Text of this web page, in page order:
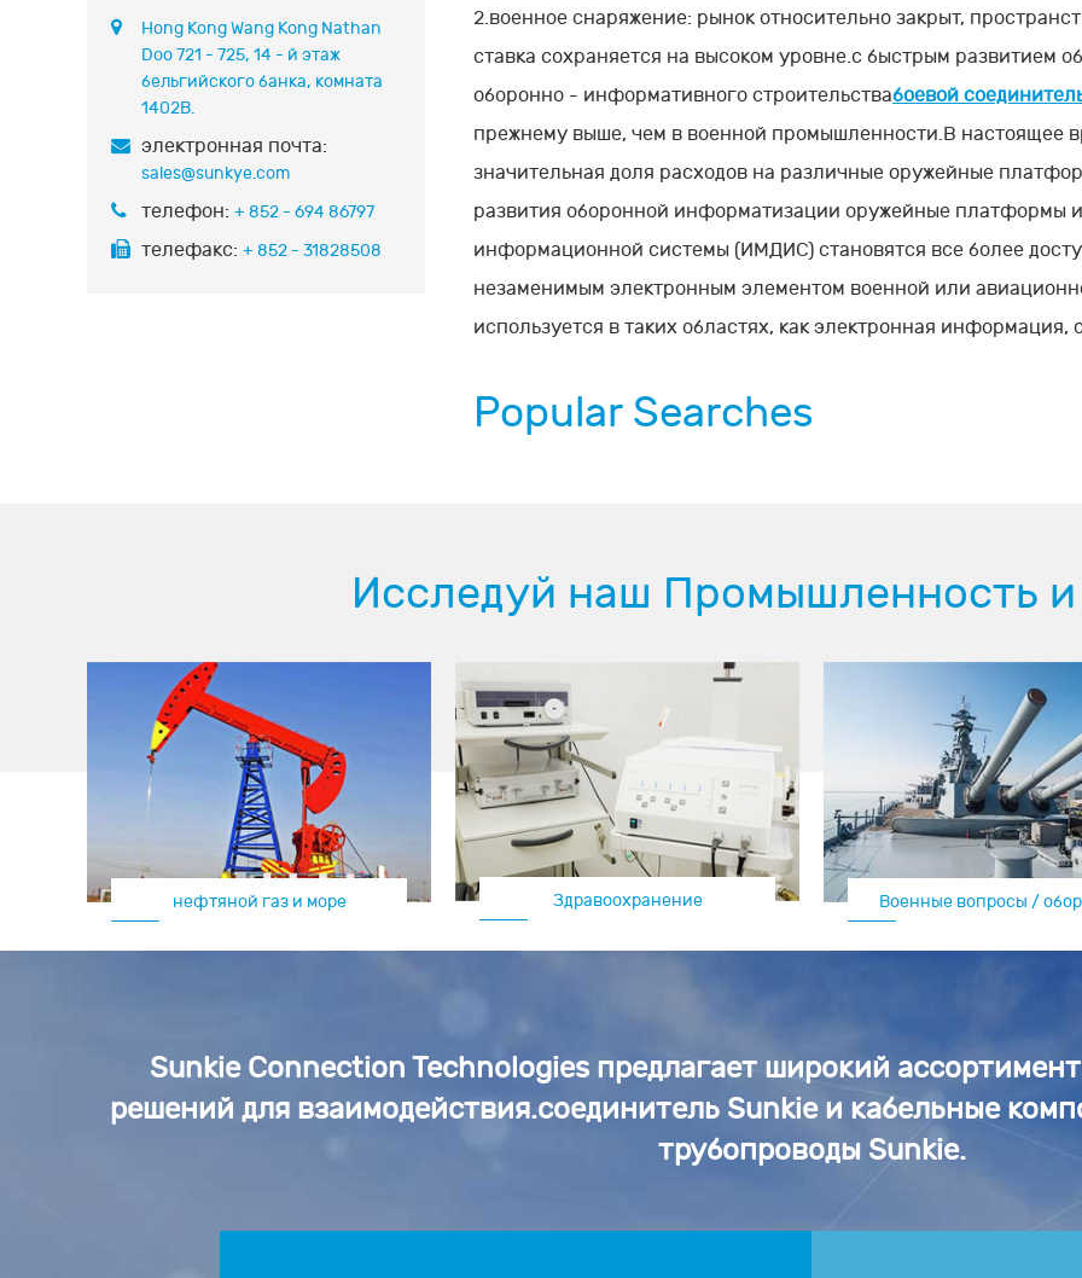
Hong Kong Wang Kong Nathan
Doo 721 - 725, 14 - й этаж
бельгийского банка, комната
1402B.
электронная почта:
sales@sunkye.com
телефон: + 852 - 694 86797
телефакс: + 852 - 31828508
2.военное снаряжение: рынок относительно закрыт,
ставка сохраняется на высоком уровне.с быстрым развитием
оборонно - информативного строительствабоевой
прежнему выше, чем в военной промышленности.В настоящее
значительная доля расходов на различные оружейные
развития оборонной информатизации оружейные платформы
информационной системы (ИМДИС) становятся все более
незаменимым электронным элементом военной или
используется в таких областях, как электронная информация,
Popular Searches
Исследуй наш Промышленность
нефтяной газ и море Здравоохранение Военные вопросы /
машина
Sunkie Connection Technologies предлагает широкий
решений для взаимодействия.соединитель Sunkie и кабельные
трубопроводы Sunkie.